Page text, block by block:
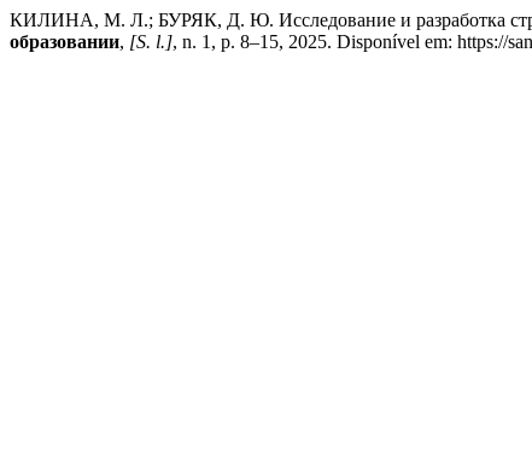
КИЛИНА, М. Л.; БУРЯК, Д. Ю. Исследование и разработка
образовании, [S. l.], n. 1, p. 8–15, 2025. Disponível em: https://